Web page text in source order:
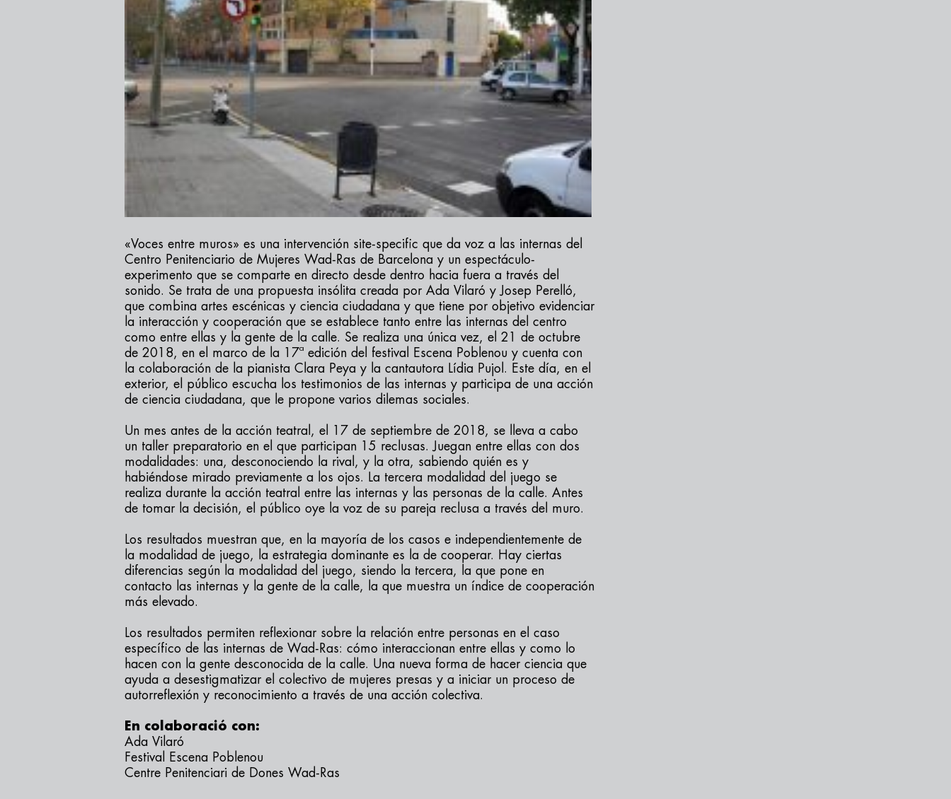
«Voces entre muros» es una intervención site-specific que da voz a las internas del
Centro Penitenciario de Mujeres Wad-Ras de Barcelona y un espectáculo-
experimento que se comparte en directo desde dentro hacia fuera a través del
sonido. Se trata de una propuesta insólita creada por Ada Vilaró y Josep Perelló,
que combina artes escénicas y ciencia ciudadana y que tiene por objetivo evidenciar
la interacción y cooperación que se establece tanto entre las internas del centro
como entre ellas y la gente de la calle. Se realiza una única vez, el 21 de octubre
de 2018, en el marco de la 17ª edición del festival Escena Poblenou y cuenta con
la colaboración de la pianista Clara Peya y la cantautora Lídia Pujol. Este día, en el
exterior, el público escucha los testimonios de las internas y participa de una acción
de ciencia ciudadana, que le propone varios dilemas sociales.
Un mes antes de la acción teatral, el 17 de septiembre de 2018, se lleva a cabo
un taller preparatorio en el que participan 15 reclusas. Juegan entre ellas con dos
modalidades: una, desconociendo la rival, y la otra, sabiendo quién es y
habiéndose mirado previamente a los ojos. La tercera modalidad del juego se
realiza durante la acción teatral entre las internas y las personas de la calle. Antes
de tomar la decisión, el público oye la voz de su pareja reclusa a través del muro.
Los resultados muestran que, en la mayoría de los casos e independientemente de
la modalidad de juego, la estrategia dominante es la de cooperar. Hay ciertas
diferencias según la modalidad del juego, siendo la tercera, la que pone en
contacto las internas y la gente de la calle, la que muestra un índice de cooperación
más elevado.
Los resultados permiten reflexionar sobre la relación entre personas en el caso
específico de las internas de Wad-Ras: cómo interaccionan entre ellas y como lo
hacen con la gente desconocida de la calle. Una nueva forma de hacer ciencia que
ayuda a desestigmatizar el colectivo de mujeres presas y a iniciar un proceso de
autorreflexión y reconocimiento a través de una acción colectiva.
En colaboració con:
Ada Vilaró
Festival Escena Poblenou
Centre Penitenciari de Dones Wad-Ras